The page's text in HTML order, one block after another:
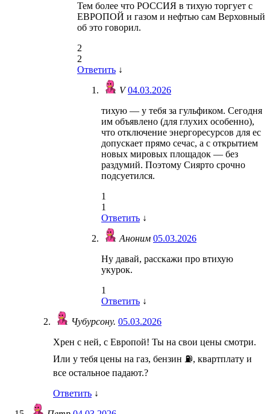
Тем более что РОССИЯ в тихую торгует с
ЕВРОПОЙ и газом и нефтью сам Верховный
об это говорил.
2
2
Ответить ↓
V04.03.2026
тихую — у тебя за гульфиком. Сегодня
им объявлено (для глухих особенно),
что отключение энергоресурсов для ес
допускает прямо сечас, а с открытием
новых мировых площадок — без
раздумий. Поэтому Сиярто срочно
подсуетился.
1
1
Ответить ↓
Аноним 05.03.2026
Ну давай, расскажи про втихую
укурок.
1
Ответить ↓
Чубурсону. 05.03.2026
Хрен с ней, с Европой! Ты на свои цены смотри.
Или у тебя цены на газ, бензин ⛽, квартплату и
все остальное падают.?
Ответить ↓